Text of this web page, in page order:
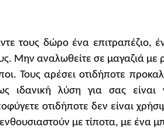
τους δώρο ένα επιτραπέζιο,
Μην αναλωθείτε σε μαγαζιά με
Τους αρέσει οτιδήποτε
ιδανική λύση για σας
οτιδήποτε δεν είναι
με τίποτα, με ένα